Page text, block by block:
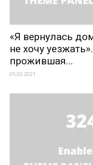
«Я вернулась
не хочу
прожившая...
05.02.2021